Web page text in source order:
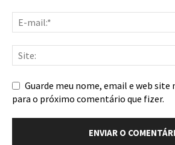
Guarde meu nome, email e web site
para o próximo comentário que fizer.